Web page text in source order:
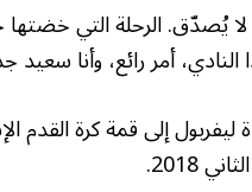
لا يُصدّق. الرحلة التي
أمر رائع، وأنا سعيد
إلى قمة كرة القدم
2018.